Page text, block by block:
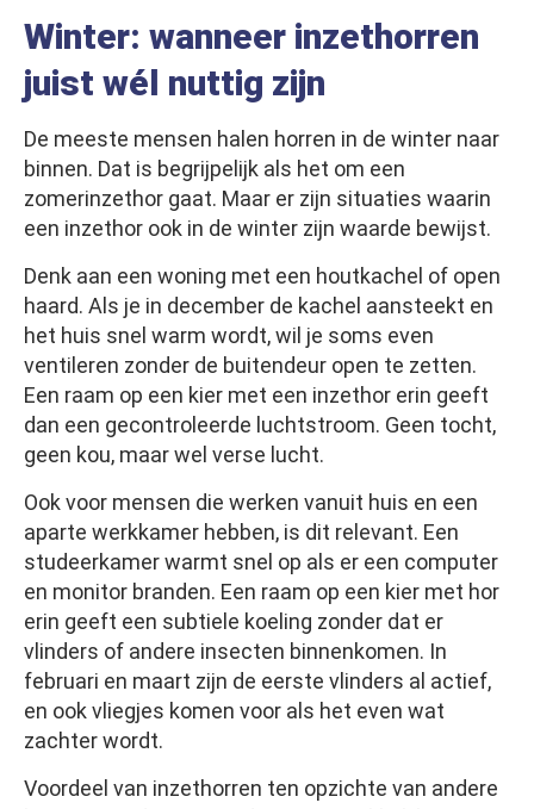
Winter: wanneer inzethorren
juist wél nuttig zijn
De meeste mensen halen horren in de winter naar
binnen. Dat is begrijpelijk als het om een
zomerinzethor gaat. Maar er zijn situaties waarin
een inzethor ook in de winter zijn waarde bewijst.
Denk aan een woning met een houtkachel of open
haard. Als je in december de kachel aansteekt en
het huis snel warm wordt, wil je soms even
ventileren zonder de buitendeur open te zetten.
Een raam op een kier met een inzethor erin geeft
dan een gecontroleerde luchtstroom. Geen tocht,
geen kou, maar wel verse lucht.
Ook voor mensen die werken vanuit huis en een
aparte werkkamer hebben, is dit relevant. Een
studeerkamer warmt snel op als er een computer
en monitor branden. Een raam op een kier met hor
erin geeft een subtiele koeling zonder dat er
vlinders of andere insecten binnenkomen. In
februari en maart zijn de eerste vlinders al actief,
en ook vliegjes komen voor als het even wat
zachter wordt.
Voordeel van inzethorren ten opzichte van andere